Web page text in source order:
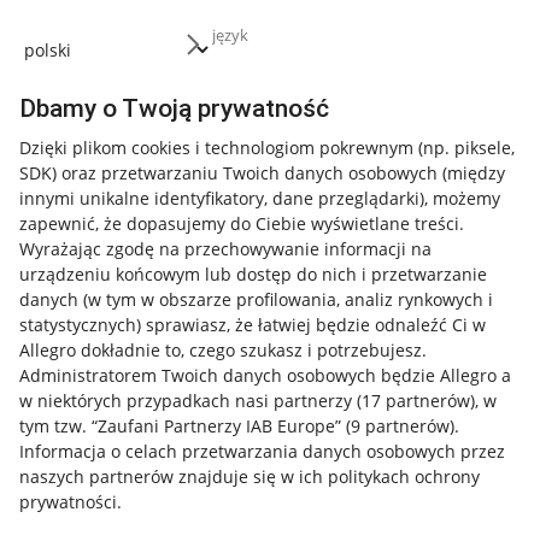
język
Dbamy o Twoją prywatność
Dzięki plikom cookies i technologiom pokrewnym (np. piksele,
SDK) oraz przetwarzaniu Twoich danych osobowych (między
innymi unikalne identyfikatory, dane przeglądarki), możemy
zapewnić, że dopasujemy do Ciebie wyświetlane treści.
Wyrażając zgodę na przechowywanie informacji na
urządzeniu końcowym lub dostęp do nich i przetwarzanie
danych (w tym w obszarze profilowania, analiz rynkowych i
statystycznych) sprawiasz, że łatwiej będzie odnaleźć Ci w
Allegro dokładnie to, czego szukasz i potrzebujesz.
Administratorem Twoich danych osobowych będzie Allegro a
w niektórych przypadkach nasi partnerzy (17 partnerów), w
tym tzw. “Zaufani Partnerzy IAB Europe” (9 partnerów).
Informacja o celach przetwarzania danych osobowych przez
naszych partnerów znajduje się w ich politykach ochrony
prywatności.
Przydatne informacje
Jak to działa